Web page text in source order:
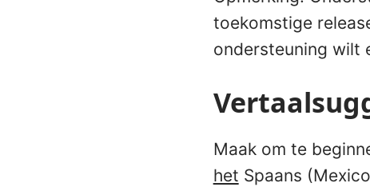
toekomstige
ondersteuning wilt
Maak om te
het Spaans